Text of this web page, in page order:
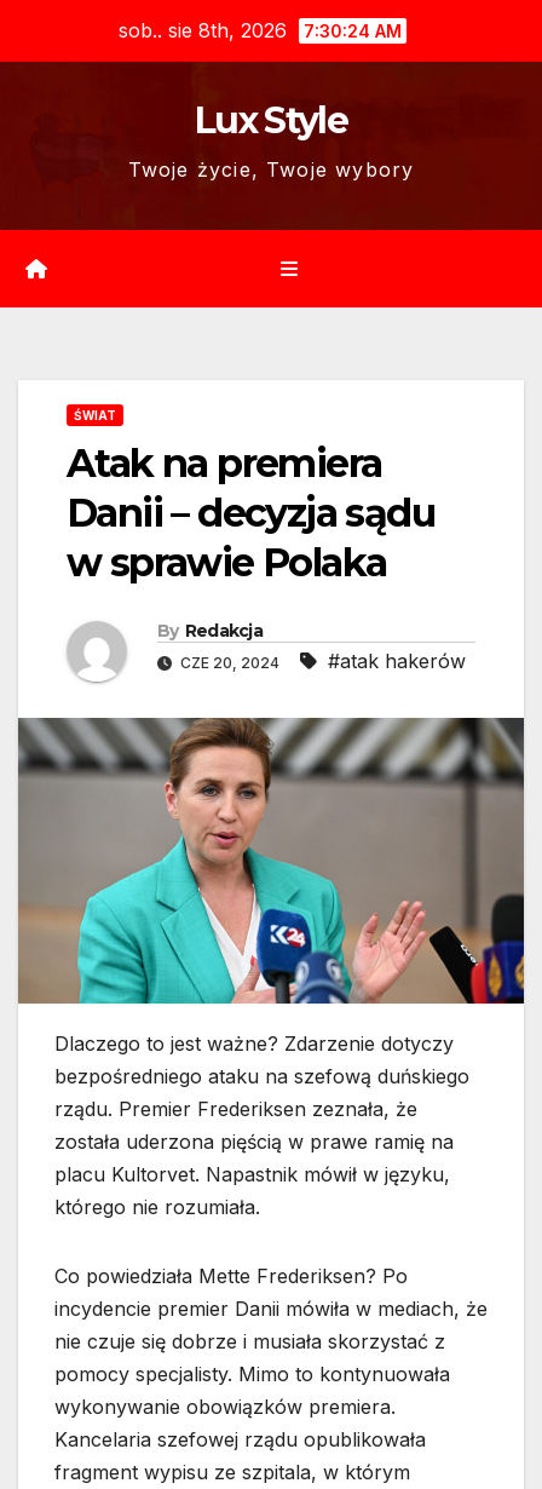
sob.. sie 8th, 2026 7:30:25 AM
Lux Style
Twoje życie, Twoje wybory
ŚWIAT
Atak na premiera
Danii – decyzja sądu
w sprawie Polaka
By Redakcja
CZE 20, 2024 #atak hakerów
Dlaczego to jest ważne? Zdarzenie dotyczy
bezpośredniego ataku na szefową duńskiego
rządu. Premier Frederiksen zeznała, że
została uderzona pięścią w prawe ramię na
placu Kultorvet. Napastnik mówił w języku,
którego nie rozumiała.
Co powiedziała Mette Frederiksen? Po
incydencie premier Danii mówiła w mediach, że
nie czuje się dobrze i musiała skorzystać z
pomocy specjalisty. Mimo to kontynuowała
wykonywanie obowiązków premiera.
Kancelaria szefowej rządu opublikowała
fragment wypisu ze szpitala, w którym